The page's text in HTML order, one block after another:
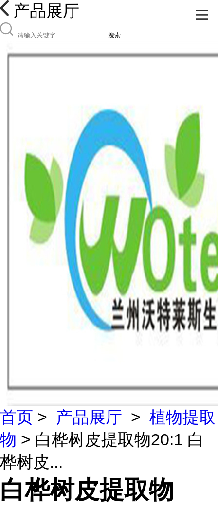
产品展厅
搜索
首页 > 产品展厅 > 植物提取
物 > 白桦树皮提取物20:1 白
桦树皮...
白桦树皮提取物